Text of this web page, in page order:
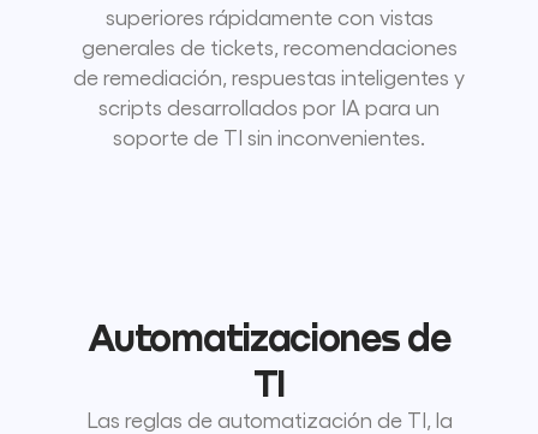
superiores rápidamente con vistas
generales de tickets, recomendaciones
de remediación, respuestas inteligentes y
scripts desarrollados por IA para un
soporte de TI sin inconvenientes.
Automatizaciones de
TI
Las reglas de automatización de TI, la